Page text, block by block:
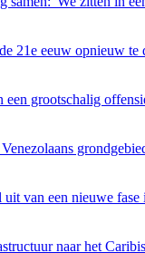
21e eeuw opnieuw
grootschalig
van een nieuwe
naar het